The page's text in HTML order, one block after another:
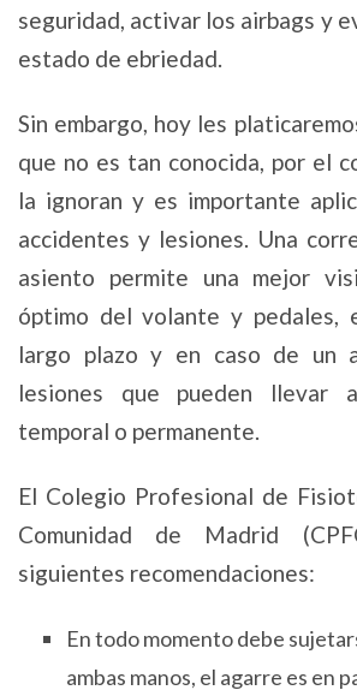
seguridad, activar los airbags y
estado de ebriedad.
Sin embargo, hoy les
que no es tan conocida, por el
la ignoran y es importante
accidentes y lesiones. Una
asiento permite una mejor
óptimo del volante y pedales,
largo plazo y en caso de un
lesiones que pueden llevar
temporal o permanente.
El Colegio Profesional de
Comunidad de Madrid
siguientes recomendaciones:
En todo momento debe
ambas manos, el agarre es en